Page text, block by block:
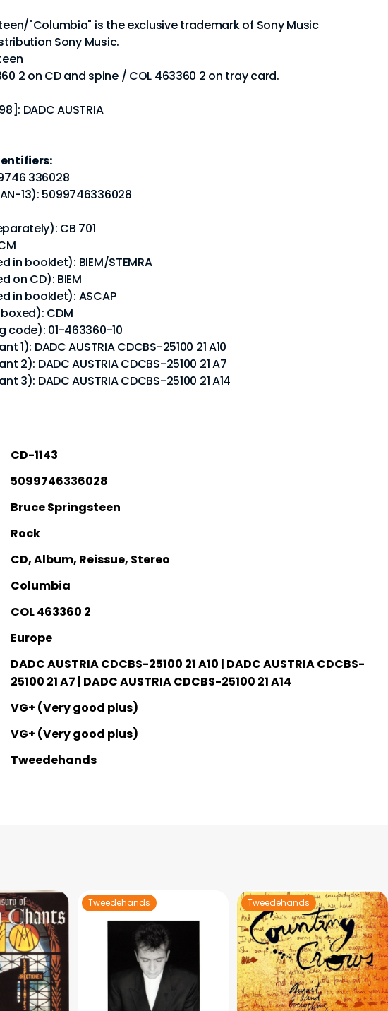
"Columbia" is the exclusive trademark of Sony Music
Sony Music.
2 on CD and spine / COL 463360 2 on tray card.
DADC AUSTRIA
336028
13): 5099746336028
CB 701
in booklet): BIEM/STEMRA
on CD): BIEM
in booklet): ASCAP
CDM
code): 01-463360-10
1): DADC AUSTRIA CDCBS-25100 21 A10
2): DADC AUSTRIA CDCBS-25100 21 A7
3): DADC AUSTRIA CDCBS-25100 21 A14
CD-1143
5099746336028
Bruce Springsteen
Rock
CD, Album, Reissue, Stereo
Columbia
COL 463360 2
Europe
DADC AUSTRIA CDCBS-25100 21 A10 | DADC AUSTRIA CDCBS-
25100 21 A7 | DADC AUSTRIA CDCBS-25100 21 A14
VG+ (Very good plus)
VG+ (Very good plus)
Tweedehands
Tweedehands Tweedehands